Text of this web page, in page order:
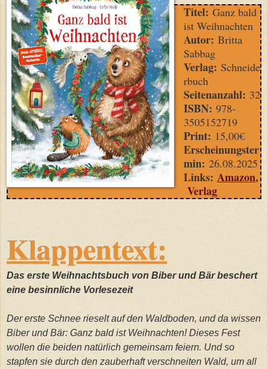
Titel: Ganz bald
ist Weihnachten
Autor: Britta
Sabbag
Verlag: Schneide
rbuch
Seitenanzahl: 32
ISBN: 978-
3505152719
Print: 15,00€
Erscheinungster
min: 26.08.2025
Links: Amazon,
Verlag
Klappentext:
Das erste Weihnachtsbuch von Biber und Bär beschert
eine besinnliche Vorlesezeit
Der erste Schnee rieselt auf den Waldboden, und da wissen
Biber und Bär: Ganz bald ist Weihnachten! Dieses Fest
wollen die beiden natürlich gemeinsam feiern. Und so
stapfen sie durch den zauberhaft verschneiten Wald, um all